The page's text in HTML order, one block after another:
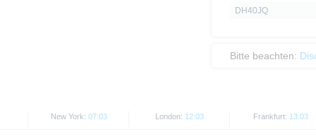
DH40JQ
Bitte beachten:
New York: 07:03 London: 12:03 Frankfurt: 13:03